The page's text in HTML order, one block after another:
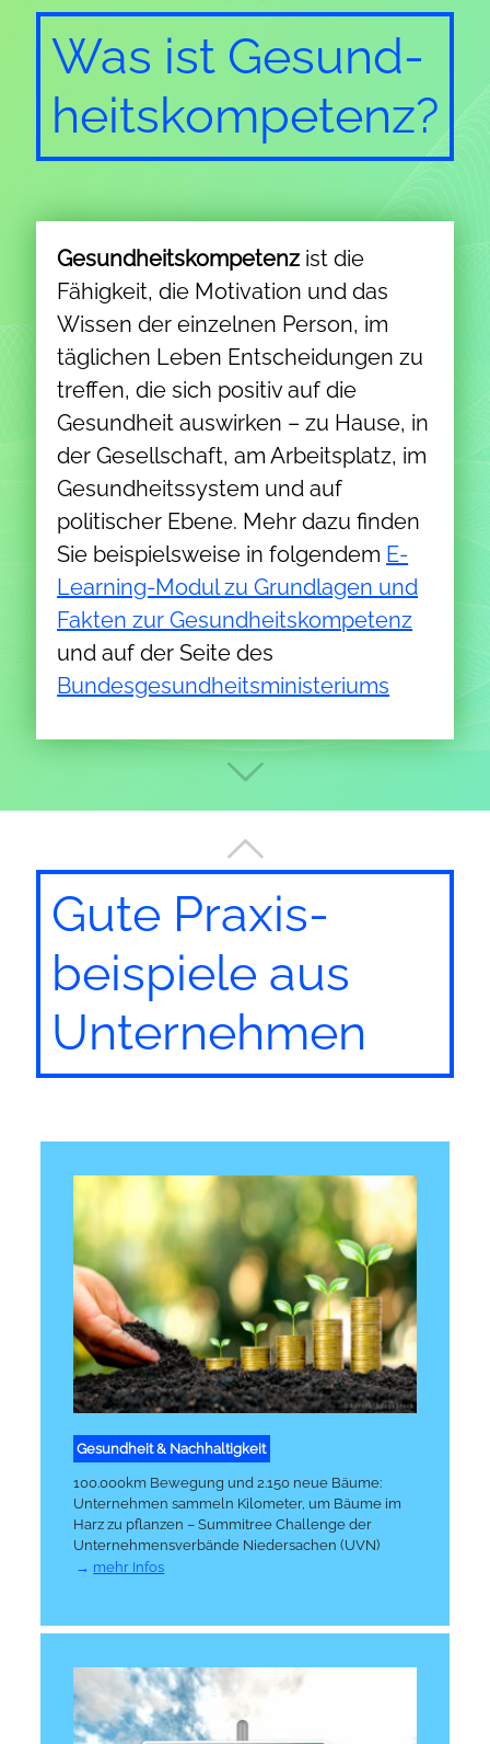
Was ist Gesund­
heits­kompetenz?
Gesundheitskompetenz ist die
Fähigkeit, die Motivation und das
Wissen der einzelnen Person, im
täglichen Leben Entscheidungen zu
treffen, die sich positiv auf die
Gesundheit auswirken – zu Hause, in
der Gesellschaft, am Arbeitsplatz, im
Gesundheitssystem und auf
politischer Ebene. Mehr dazu finden
Sie beispielsweise in folgendem E-
Learning-Modul zu Grundlagen und
Fakten zur Gesundheitskompetenz
und auf der Seite des
Bundesgesundheitsministeriums
Gute Praxis­
beispiele aus
Unter­nehmen
Gesundheit & Nachhaltigkeit
100.000km Bewegung und 2.150 neue Bäume:
Unternehmen sammeln Kilometer, um Bäume im
Harz zu pflanzen – Summitree Challenge der
Unternehmensverbände Niedersachen (UVN)
mehr Infos